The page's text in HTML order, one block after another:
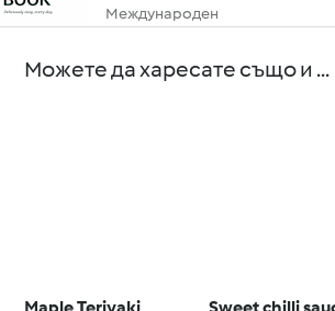
Международен
Можете да харесате също и ...